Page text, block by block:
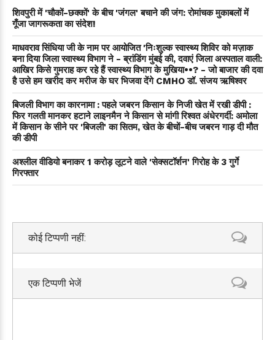
शिवपुरी में 'चौकों-छक्कों' के बीच 'जंगल' बचाने की जंग: रोमांचक मुकाबलों में
गूँजा जागरूकता का संदेश!
माधवराव सिंधिया जी के नाम पर आयोजित 'निःशुल्क स्वास्थ्य शिविर को मज़ाक
बना दिया जिला स्वास्थ्य विभाग ने - ब्रांडिंग मुंबई की, दवाएं जिला अस्पताल वाली:
आखिर किसे गुमराह कर रहे हैं स्वास्थ्य विभाग के मुखिया••? - जो बाजार की दवा
है उसे हम खरीद कर मरीज के घर भिजवा देंगे CMHO डॉ. संजय ऋषिश्वर
बिजली विभाग का कारनामा : पहले जबरन किसान के निजी खेत में रखी डीपी :
फिर गलती मानकर हटाने लाइनमैन ने किसान से मांगी रिश्वत अंधेरगर्दी: अमोला
में किसान के सीने पर 'बिजली' का सितम, खेत के बीचों-बीच जबरन गाड़ दी मौत
की डीपी
अश्लील वीडियो बनाकर 1 करोड़ लूटने वाले 'सेक्सटॉर्शन' गिरोह के 3 गुर्गे
गिरफ्तार
कोई टिप्पणी नहीं:
एक टिप्पणी भेजें